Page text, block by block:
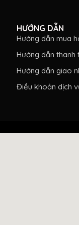
bề mặt, hoặc
hơn vào bề
HƯỚNG DẪN
Hướng dẫn mua
Hướng dẫn thanh
Hướng dẫn giao
Điều khoản dịch